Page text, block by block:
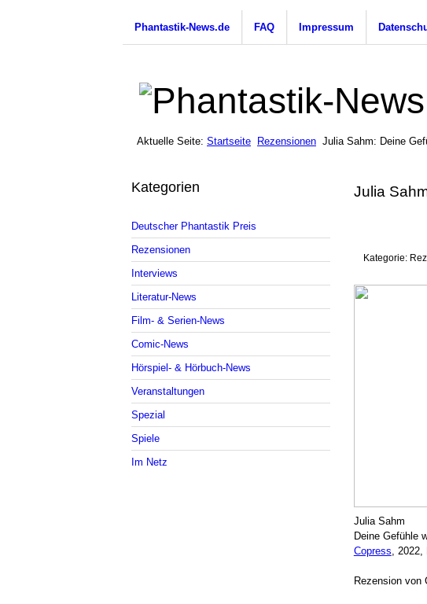
Phantastik-News.de FAQ Impressum
Aktuelle Seite: Startseite Rezensionen Julia Sahm: Deine
Kategorien
Deutscher Phantastik Preis
Rezensionen
Interviews
Literatur-News
Film- & Serien-News
Comic-News
Hörspiel- & Hörbuch-News
Veranstaltungen
Spezial
Spiele
Im Netz
Julia
Kategorie:
Julia Sahm
Deine Gefühle
Copress ,
Rezension von